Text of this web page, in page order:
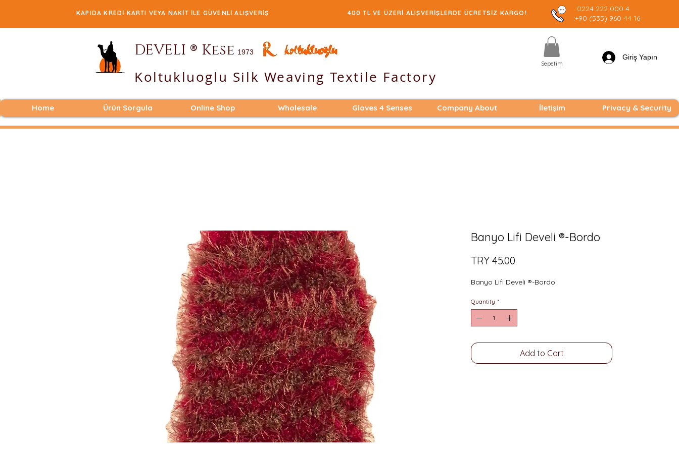
KAPIDA KREDİ KARTI VEYA NAKİT İLE GÜVENLİ ALIŞVERİŞ 400 TL VE ÜZERİ ALIŞVERİŞLERDE ÜCRETSİZ KARGO!
: 0224 222 000 4
:+90 (535) 960 44 16
DEVELI ® Kese 1973
Koltukluoglu Silk Weaving Textile Factory
Giriş Yapın
Sepetim
Home Ürün Sorgula Online Shop Wholesale Gloves 4 Senses Company About İletişim Privacy & Security
Banyo Lifi Develi ®-Bordo
TRY 45.00
Banyo Lifi Develi ®-Bordo
Quantity *
Add to Cart